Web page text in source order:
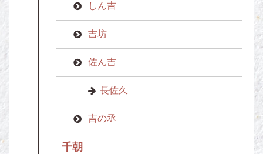
しん吉
吉坊
佐ん吉
長佐久
吉の丞
千朝